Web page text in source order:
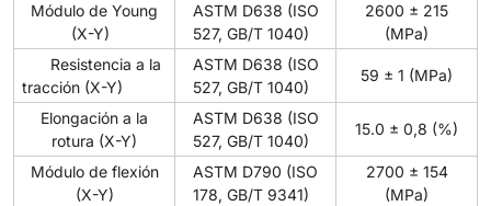
Módulo de Young
(X-Y)
ASTM D638 (ISO
527, GB/T 1040)
2600 ± 215
(MPa)
Resistencia a la
tracción (X-Y)
ASTM D638 (ISO
527, GB/T 1040)
59 ± 1 (MPa)
Elongación a la
rotura (X-Y)
ASTM D638 (ISO
527, GB/T 1040)
15.0 ± 0,8 (%)
Módulo de flexión
(X-Y)
ASTM D790 (ISO
178, GB/T 9341)
2700 ± 154
(MPa)